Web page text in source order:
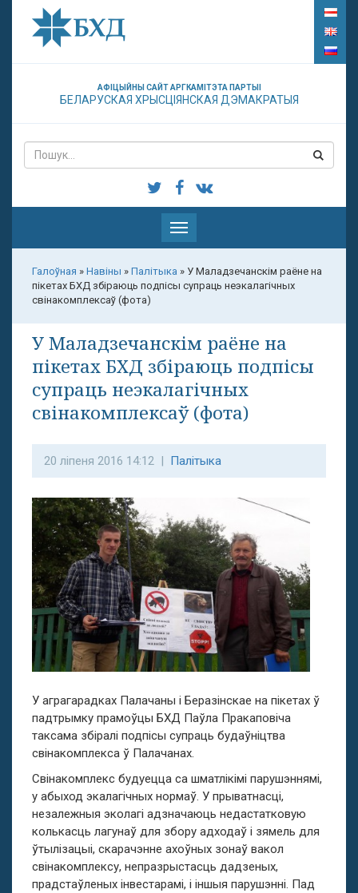
АФІЦЫЙНЫ САЙТ АРГКАМІТЭТА ПАРТЫІ
БЕЛАРУСКАЯ ХРЫСЦІЯНСКАЯ ДЭМАКРАТЫЯ
Паказаць
меню
Галоўная » Навіны » Палітыка » У Маладзечанскім раёне на
пікетах БХД збіраюць подпісы супраць неэкалагічных
свінакомплексаў (фота)
У Маладзечанскім раёне на
пікетах БХД збіраюць подпісы
супраць неэкалагічных
свінакомплексаў (фота)
20 ліпеня 2016 14:12 | Палітыка
У аграгарадках Палачаны і Беразінскае на пікетах ў
падтрымку прамоўцы БХД Паўла Пракаповіча
таксама збіралі подпісы супраць будаўніцтва
свінакомплекса ў Палачанах.
Свінакомплекс будуецца са шматлікімі парушэннямі,
у абыход экалагічных нормаў. У прыватнасці,
незалежныя эколагі адзначаюць недастатковую
колькасць лагунаў для збору адходаў і зямель для
ўтылізацыі, скарачэнне ахоўных зонаў вакол
свінакомплексу, непразрыстасць дадзеных,
прадстаўленых інвестарамі, і іншыя парушэнні. Пад